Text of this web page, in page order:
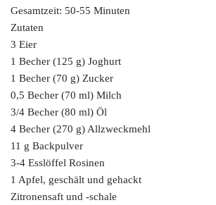
Gesamtzeit: 50-55 Minuten
Zutaten
3 Eier
1 Becher (125 g) Joghurt
1 Becher (70 g) Zucker
0,5 Becher (70 ml) Milch
3/4 Becher (80 ml) Öl
4 Becher (270 g) Allzweckmehl
11 g Backpulver
3-4 Esslöffel Rosinen
1 Apfel, geschält und gehackt
Zitronensaft und -schale